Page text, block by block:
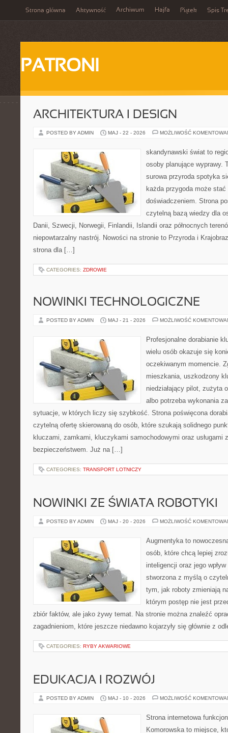
Strona główna Aktywność Archiwum Hajfa Piątek Spis
PATRONI
ARCHITEKTURA I DESIGN
POSTED BY ADMIN MAJ - 22 - 2026 MOŻLIWOŚĆ
skandynawski świat to
osoby planujące wyprawy.
surowa przyroda spotyka
każda przygoda może
doświadczeniem. Strona
czytelną bazą wiedzy dla
Danii, Szwecji, Norwegii, Finlandii, Islandii oraz północnych
niepowtarzalny nastrój. Nowości na stronie to Przyroda i
strona dla […]
CATEGORIES: ZDROWIE
NOWINKI TECHNOLOGICZNE
POSTED BY ADMIN MAJ - 21 - 2026 MOŻLIWOŚĆ
Profesjonalne dorabianie
wielu osób okazuje się
oczekiwanym momencie.
mieszkania, uszkodzony
niedziałający pilot, zużyta
albo potrzeba wykonania
sytuacje, w których liczy się szybkość. Strona poświęcona
czytelną ofertę skierowaną do osób, które szukają solidnego
kluczami, zamkami, kluczykami samochodowymi oraz usługami
bezpieczeństwem. Już na […]
CATEGORIES: TRANSPORT LOTNICZY
NOWINKI ZE ŚWIATA ROBOTYKI
POSTED BY ADMIN MAJ - 20 - 2026 MOŻLIWOŚĆ
Augmentyka to
osób, które chcą lepiej
inteligencji oraz jego
stworzona z myślą o
tym, jak roboty zmieniają
którym postęp nie jest
zbiór faktów, ale jako żywy temat. Na stronie można znaleźć
zagadnieniom, które jeszcze niedawno kojarzyły się głównie z
CATEGORIES: RYBY AKWARIOWE
EDUKACJA I ROZWÓJ
POSTED BY ADMIN MAJ - 10 - 2026 MOŻLIWOŚĆ
Strona internetowa
Komorowska to miejsce,